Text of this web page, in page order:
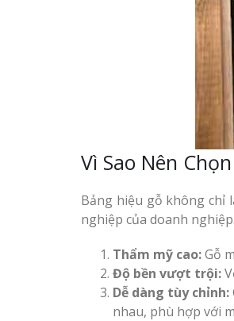
Vì Sao Nên
Bảng hiệu gỗ không chỉ
nghiệp của doanh
Thẩm mỹ cao:Gỗ
Độ bền vượt trội:
Dễ dàng tùy chỉnh:
nhau, phù hợp với